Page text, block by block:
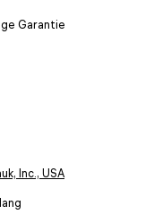
Garantie
Inc., USA